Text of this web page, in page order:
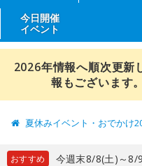
今日開催
イベント
2026年情報へ順次更新
報もございます
夏休みイベント・おでかけ
おすすめ
今週末8/8(土)～8/